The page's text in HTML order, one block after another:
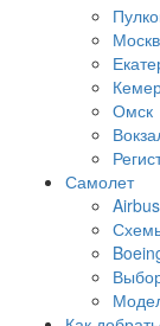
Омск
Самолет
Airbus